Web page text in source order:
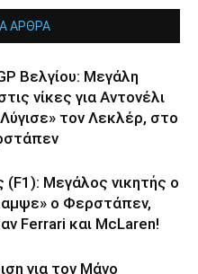
ΑΡΘΡΑ
Βελγίου: Μεγάλη
νίκες για Αντονέλι
τον Λεκλέρ, στο
(F1): Μεγάλος νικητής ο
ο Φερστάπεν,
Ferrari και McLaren!
για τον Μάνο